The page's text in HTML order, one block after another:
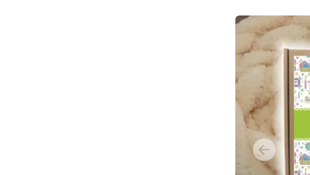
скрапбукінгу, 40
Previous